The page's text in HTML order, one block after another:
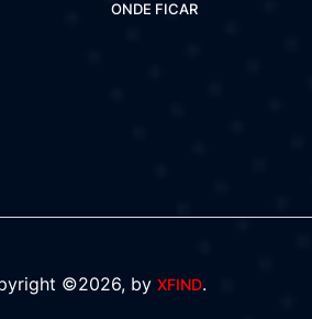
ONDE FICAR
©2026, by XFIND.